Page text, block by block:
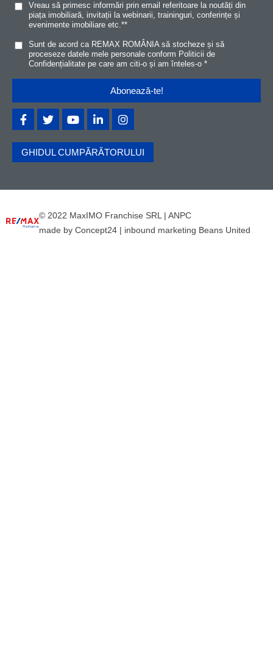
Vreau să primesc informări prin email referitoare la noutăți din
piața imobiliară, invitații la webinarii, traininguri, conferințe și
evenimente imobiliare etc.**
Sunt de acord ca REMAX ROMÂNIA să stocheze și să
proceseze datele mele personale conform Politicii de
Confidențialitate pe care am citi-o și am înteles-o *
GHIDUL CUMPĂRĂTORULUI
© 2022 MaxIMO Franchise SRL | ANPC
made by Concept24| inbound marketing Beans United